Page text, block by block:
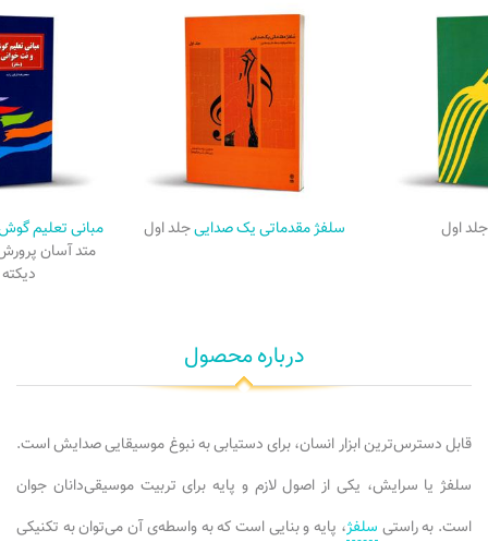
جلد اول سلفژ مقدماتی یک صداییجلد اول
مبانی تعلیم
متد آسان
درباره محصول
قابل دسترس‌ترین ابزار انسان، برای دستیابی به نبوغ موسیقایی صدایش است.
سلفژ یا سرایش، یکی از اصول لازم و پایه برای تربیت موسیقی‌دانان جوان
است. به راستی سلفژ، پایه و بنایی است که به واسطه‌ی آن می‌توان به تکنیکی